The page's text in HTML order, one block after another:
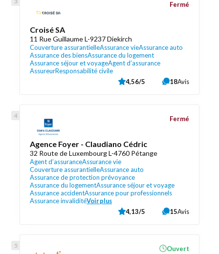
Croisé SA
11 Rue Guillaume L-9237 Diekirch
Couverture assurantielleAssurance vieAssurance auto
Assurance des biensAssurance du logement
Assurance séjour et voyageAgent d’assurance
AssureurResponsabilité civile
Fermé
4,56/5 18Avis
Agence Foyer - Claudiano Cédric
32 Route de Luxembourg L-4760 Pétange
Agent d’assuranceAssurance vie
Couverture assurantielleAssurance auto
Assurance de protection prévoyance
Assurance du logementAssurance séjour et voyage
Assurance accidentAssurance pour professionnels
Assurance invaliditéVoir plus
Fermé
4,13/5 15Avis
Ouvert